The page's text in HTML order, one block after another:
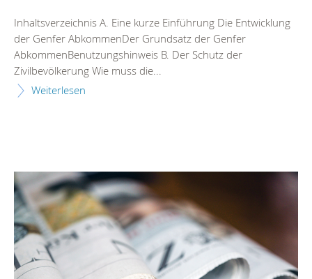
Inhaltsverzeichnis A. Eine kurze Einführung Die Entwicklung
der Genfer AbkommenDer Grundsatz der Genfer
AbkommenBenutzungshinweis B. Der Schutz der
Zivilbevölkerung Wie muss die...
Weiterlesen